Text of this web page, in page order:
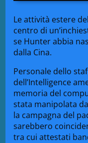
Le attività estere
centro di
se Hunter abbia
dalla Cina.
Personale dello
dell’Intelligence
memoria del
stata manipolata
la campagna del
sarebbero
tra cui attestati